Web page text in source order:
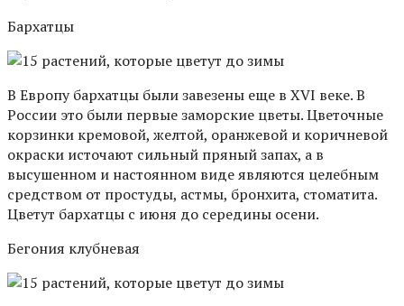
Бархатцы
В Европу бархатцы были завезены еще в XVI веке. В
России это были первые заморские цветы. Цветочные
корзинки кремовой, желтой, оранжевой и коричневой
окраски источают сильный пряный запах, а в
высушенном и настоянном виде являются целебным
средством от простуды, астмы, бронхита, стоматита.
Цветут бархатцы с июня до середины осени.
Бегония клубневая